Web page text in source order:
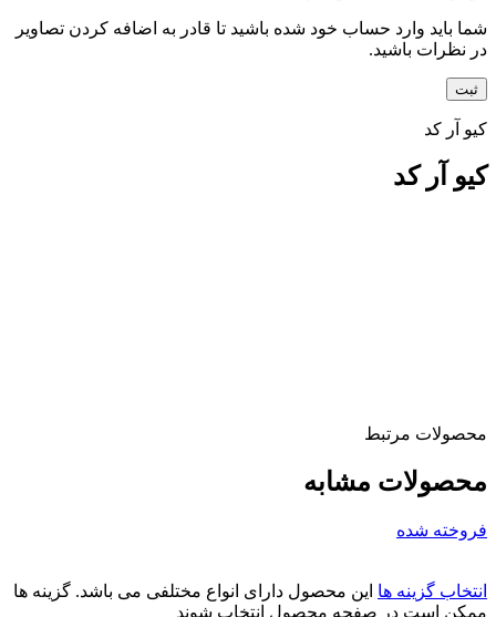
شما باید وارد حساب خود شده باشید تا قادر به اضافه کردن تصاویر
در نظرات باشید.
کیو آر کد
کیو آر کد
محصولات مرتبط
محصولات مشابه
فروخته شده
انتخاب گزینه ها این محصول دارای انواع مختلفی می باشد. گزینه ها
ممکن است در صفحه محصول انتخاب شوند